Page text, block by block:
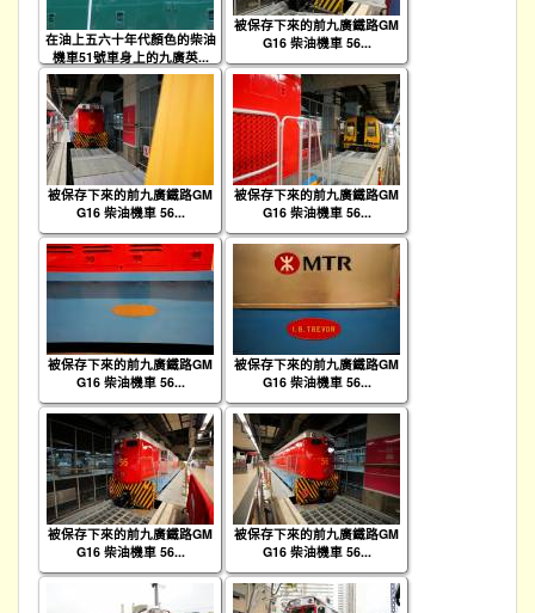
在油上五六十年代顏色的柴油
機車51號車身上的九廣英...
被保存下來的前九廣鐵路GM
G16 柴油機車 56...
被保存下來的前九廣鐵路GM
G16 柴油機車 56...
被保存下來的前九廣鐵路GM
G16 柴油機車 56...
被保存下來的前九廣鐵路GM
G16 柴油機車 56...
被保存下來的前九廣鐵路GM
G16 柴油機車 56...
被保存下來的前九廣鐵路GM
G16 柴油機車 56...
被保存下來的前九廣鐵路GM
G16 柴油機車 56...